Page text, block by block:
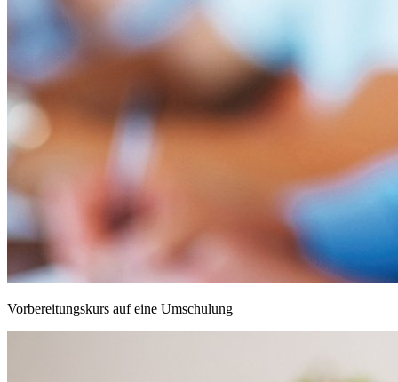
Vorbereitungskurs auf eine Umschulung